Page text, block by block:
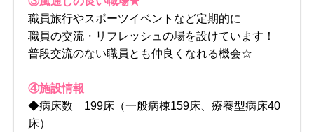
職員旅行やスポーツイベントなど定期的に
職員の交流・リフレッシュの場を設けています！
普段交流のない職員とも仲良くなれる機会☆
④施設情報
◆病床数 199床（一般病棟159床、療養型病床40
床）